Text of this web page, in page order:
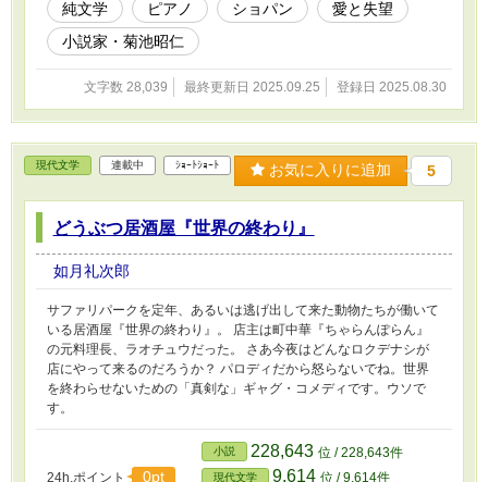
純文学 ピアノ ショパン
愛と失望
小説家・菊池昭仁
文字数 28,039 最終更新日 2025.09.25 登録日 2025.08.30
現代文学 連載中 ｼｮｰﾄｼｮｰﾄ お気に入りに追加 5
どうぶつ居酒屋『世界の終わり』
如月礼次郎
サファリパークを定年、あるいは逃げ出して来た動物たちが働いて
いる居酒屋『世界の終わり』。 店主は町中華『ちゃらんぽらん』
の元料理長、ラオチュウだった。 さあ今夜はどんなロクデナシが
店にやって来るのだろうか？ パロディだから怒らないでね。世界
を終わらせないための「真剣な」ギャグ・コメディです。ウソで
す。
24h.ポイント 0pt
小説 228,643 位 / 228,643件
現代文学 9,614 位 / 9,614件